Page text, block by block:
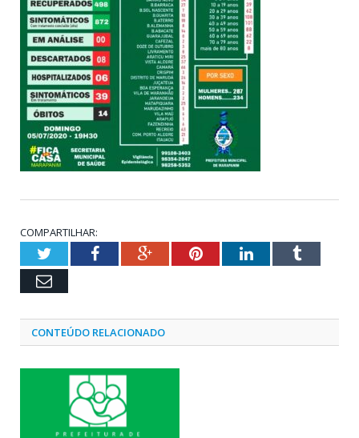
COMPARTILHAR:
TwitterFacebookGoogle+PinterestLinkedInTumblr
Email
CONTEÚDO RELACIONADO